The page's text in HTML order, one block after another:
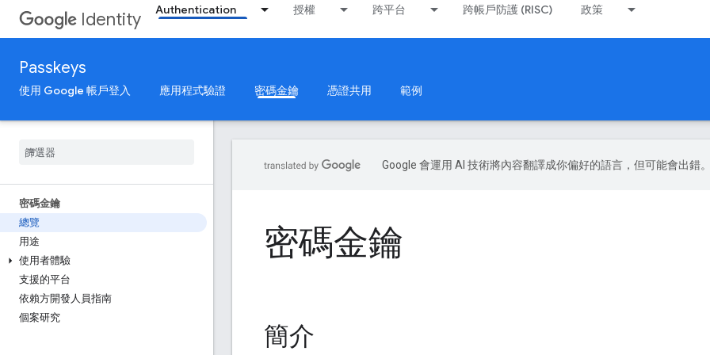
Identity Authentication 授權 跨平台 跨帳戶防護 (RISC) 政策
Passkeys
使用 Google 帳戶登入 應用程式驗證 密碼金鑰 憑證共用 範例
密碼金鑰
總覽
用途
使用者體驗
支援的平台
依賴方開發人員指南
個案研究
Google 會運用 AI 技術將內容翻譯成你偏好的語言，但可能會出錯
密碼金鑰
簡介